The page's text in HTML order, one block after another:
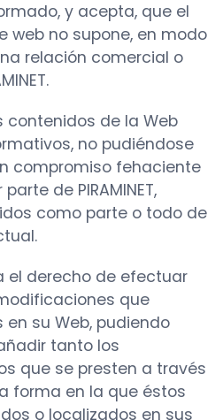
y acepta, que el
web no supone, en modo
relación comercial o
contenidos de la Web
no pudiéndose
compromiso fehaciente
de PIRAMINET,
como parte o todo de
el derecho de efectuar
que
su Web, pudiendo
tanto los
que se presten a través
forma en la que éstos
o localizados en sus